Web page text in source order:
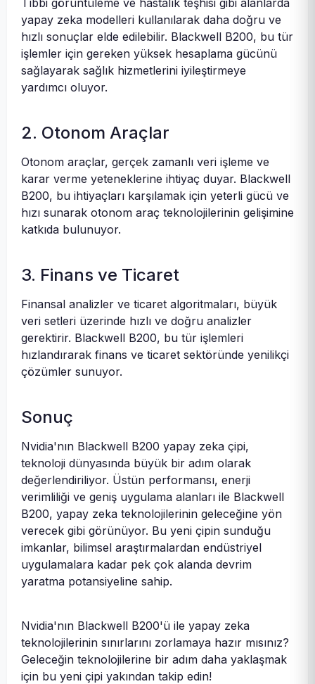
Tıbbi görüntüleme ve hastalık teşhisi gibi alanlarda
yapay zeka modelleri kullanılarak daha doğru ve
hızlı sonuçlar elde edilebilir. Blackwell B200, bu tür
işlemler için gereken yüksek hesaplama gücünü
sağlayarak sağlık hizmetlerini iyileştirmeye
yardımcı oluyor.
2. Otonom Araçlar
Otonom araçlar, gerçek zamanlı veri işleme ve
karar verme yeteneklerine ihtiyaç duyar. Blackwell
B200, bu ihtiyaçları karşılamak için yeterli gücü ve
hızı sunarak otonom araç teknolojilerinin gelişimine
katkıda bulunuyor.
3. Finans ve Ticaret
Finansal analizler ve ticaret algoritmaları, büyük
veri setleri üzerinde hızlı ve doğru analizler
gerektirir. Blackwell B200, bu tür işlemleri
hızlandırarak finans ve ticaret sektöründe yenilikçi
çözümler sunuyor.
Sonuç
Nvidia'nın Blackwell B200 yapay zeka çipi,
teknoloji dünyasında büyük bir adım olarak
değerlendiriliyor. Üstün performansı, enerji
verimliliği ve geniş uygulama alanları ile Blackwell
B200, yapay zeka teknolojilerinin geleceğine yön
verecek gibi görünüyor. Bu yeni çipin sunduğu
imkanlar, bilimsel araştırmalardan endüstriyel
uygulamalara kadar pek çok alanda devrim
yaratma potansiyeline sahip.
Nvidia'nın Blackwell B200'ü ile yapay zeka
teknolojilerinin sınırlarını zorlamaya hazır mısınız?
Geleceğin teknolojilerine bir adım daha yaklaşmak
için bu yeni çipi yakından takip edin!